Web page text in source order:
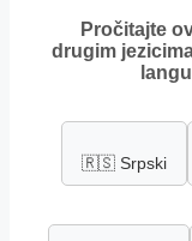
Pročitajte
drugim
🇷🇸 Srpski